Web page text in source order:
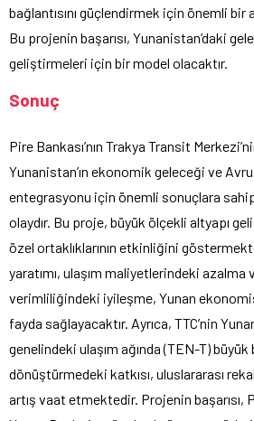
bağlantısını güçlendirmek için önemli bir
Bu projenin başarısı, Yunanistan’daki
geliştirmeleri için bir model olacaktır.
Sonuç
Pire Bankası’nın Trakya Transit
Yunanistan’ın ekonomik geleceği ve
entegrasyonu için önemli sonuçlara
olaydır. Bu proje, büyük ölçekli altyapı
özel ortaklıklarının etkinliğini
yaratımı, ulaşım maliyetlerindeki
verimliliğindeki iyileşme, Yunan
fayda sağlayacaktır. Ayrıca, TTC’nin
genelindeki ulaşım ağında (TEN-T)
dönüştürmedeki katkısı, uluslararası
artış vaat etmektedir. Projenin başarısı,